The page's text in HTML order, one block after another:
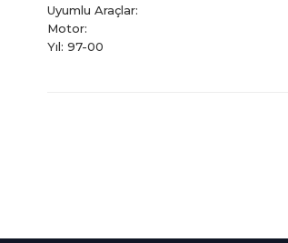
Uyumlu Araçlar:
Motor:
Yıl: 97-00